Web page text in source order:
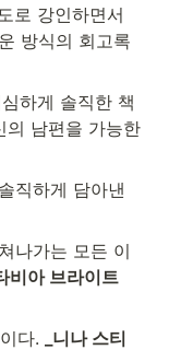
로 강인하면서
방식의 회고록
하게 솔직한 책
의 남편을 가능한
직하게 담아낸
나가는 모든 이
비아 브라이트
다.
_니나 스티